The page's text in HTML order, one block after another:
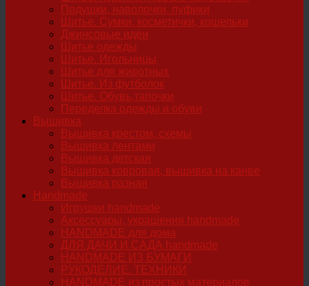
Подушки, наволочки, пуфики
Шитье. Сумки, косметички, кошельки
Джинсовые идеи
Шитье одежды
Шитье. Игольницы
Шитье для животных
Шитье. Из футболок
Шитье. Обувь,тапочки
Переделка одежды и обуви
Вышивка
Вышивка крестом, схемы
Вышивка лентами
Вышивка детская
Вышивка ковровая, вышивка на канве
Вышивка разная
Handmade
Игрушки handmade
Аксессуары, украшения handmade
HANDMADE для дома
ДЛЯ ДАЧИ И САДА handmade
HANDMADE ИЗ БУМАГИ
РУКОДЕЛИЕ. ТЕХНИКИ
HANDMADE из простых материалов